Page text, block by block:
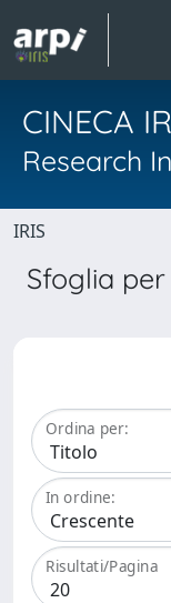
CINECA
Research
IRIS
Sfoglia per
Ordina per:
In ordine:
Risultati/Pagina